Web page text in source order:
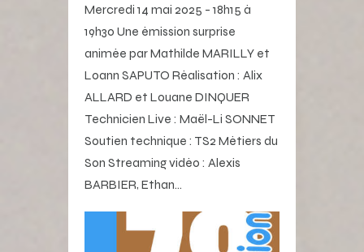
Mercredi 14 mai 2025 - 18h15 à
19h30 Une émission surprise
animée par Mathilde MARILLY et
Loann SAPUTO Réalisation : Alix
ALLARD et Louane DINQUER
Technicien Live : Maël-Li SONNET
Soutien technique : TS2 Métiers du
Son Streaming vidéo : Alexis
BARBIER, Ethan…